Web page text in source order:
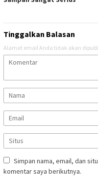
Tinggalkan Balasan
Alamat email Anda tidak akan
Simpan nama, email, dan
komentar saya berikutnya.